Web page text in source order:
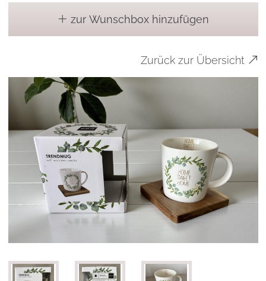
zur Wunschbox hinzufügen
Zurück zur Übersicht